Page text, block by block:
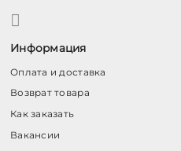
Информация
Оплата и доставка
Возврат товара
Как заказать
Вакансии